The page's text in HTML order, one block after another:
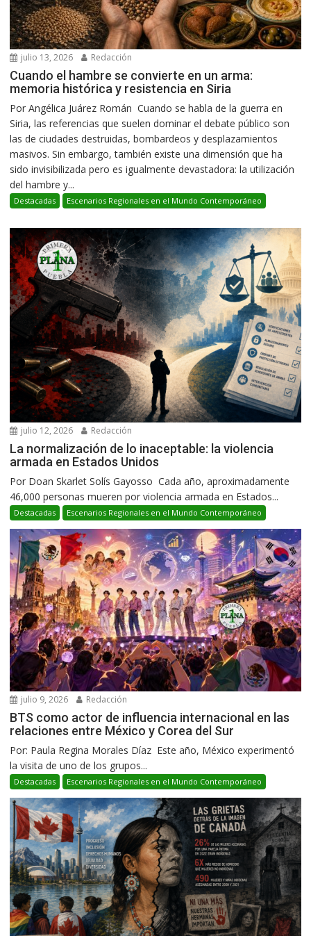
julio 13, 2026 Redacción
Cuando el hambre se convierte en un arma:
memoria histórica y resistencia en Siria
Por Angélica Juárez Román Cuando se habla de la guerra en
Siria, las referencias que suelen dominar el debate público son
las de ciudades destruidas, bombardeos y desplazamientos
masivos. Sin embargo, también existe una dimensión que ha
sido invisibilizada pero es igualmente devastadora: la utilización
del hambre y...
Destacadas Escenarios Regionales en el Mundo Contemporáneo
julio 12, 2026 Redacción
La normalización de lo inaceptable: la violencia
armada en Estados Unidos
Por Doan Skarlet Solís Gayosso Cada año, aproximadamente
46,000 personas mueren por violencia armada en Estados...
Destacadas Escenarios Regionales en el Mundo Contemporáneo
julio 9, 2026 Redacción
BTS como actor de influencia internacional en las
relaciones entre México y Corea del Sur
Por: Paula Regina Morales Díaz Este año, México experimentó
la visita de uno de los grupos...
Destacadas Escenarios Regionales en el Mundo Contemporáneo